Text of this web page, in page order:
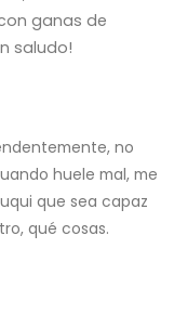
ganas de
saludo!
no
huele mal, me
que sea capaz
qué cosas.